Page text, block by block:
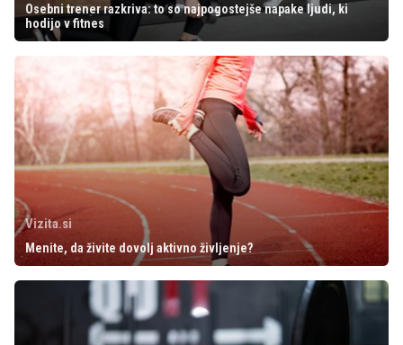
Osebni trener razkriva: to so najpogostejše napake ljudi, ki
hodijo v fitnes
Vizita.si
Menite, da živite dovolj aktivno življenje?